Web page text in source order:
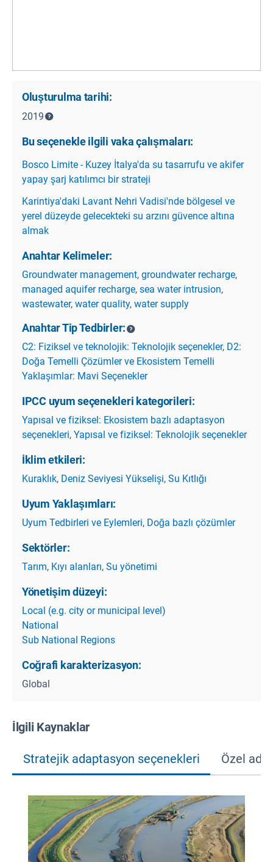
Oluşturulma tarihi:
2019
Bu seçenekle ilgili vaka çalışmaları:
Bosco Limite - Kuzey İtalya'da su tasarrufu ve akifer
yapay şarj katılımcı bir strateji
Karintiya'daki Lavant Nehri Vadisi'nde bölgesel ve
yerel düzeyde gelecekteki su arzını güvence altına
almak
Anahtar Kelimeler:
Groundwater management, groundwater recharge,
managed aquifer recharge, sea water intrusion,
wastewater, water quality, water supply
Anahtar Tip Tedbirler:
C2: Fiziksel ve teknolojik: Teknolojik seçenekler, D2:
Doğa Temelli Çözümler ve Ekosistem Temelli
Yaklaşımlar: Mavi Seçenekler
IPCC uyum seçenekleri kategorileri:
Yapısal ve fiziksel: Ekosistem bazlı adaptasyon
seçenekleri, Yapısal ve fiziksel: Teknolojik seçenekler
İklim etkileri:
Kuraklık, Deniz Seviyesi Yükselişi, Su Kıtlığı
Uyum Yaklaşımları:
Uyum Tedbirleri ve Eylemleri, Doğa bazlı çözümler
Sektörler:
Tarım, Kıyı alanları, Su yönetimi
Yönetişim düzeyi:
Local (e.g. city or municipal level)
National
Sub National Regions
Coğrafi karakterizasyon:
Global
İlgili Kaynaklar
Stratejik adaptasyon seçenekleri Özel